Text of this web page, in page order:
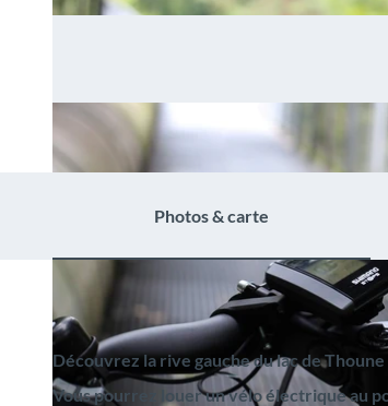
Photos & carte
Découvrez la rive gauche du lac de Thoune
Vous pourrez louer un vélo électrique au